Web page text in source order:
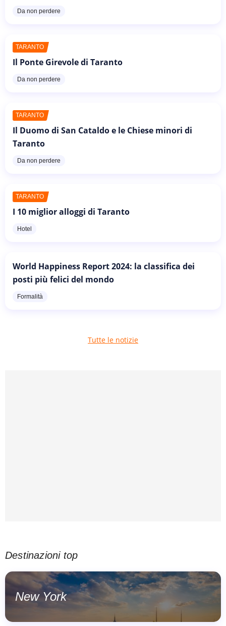
Da non perdere
TARANTO
Il Ponte Girevole di Taranto
Da non perdere
TARANTO
Il Duomo di San Cataldo e le Chiese minori di
Taranto
Da non perdere
TARANTO
I 10 miglior alloggi di Taranto
Hotel
World Happiness Report 2024: la classifica dei
posti più felici del mondo
Formalità
Tutte le notizie
Destinazioni top
New York